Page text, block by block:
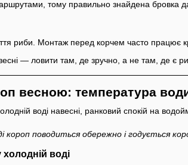
тому правильно знайдена бровка
риби. Монтаж перед корчем часто
— ловити там, де зручно, а не там, де є
весною: температура
короп поводиться обережно і годується
холодній воді